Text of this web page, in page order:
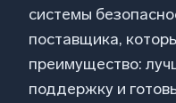
системы
поставщика,
преимущество:
поддержку и